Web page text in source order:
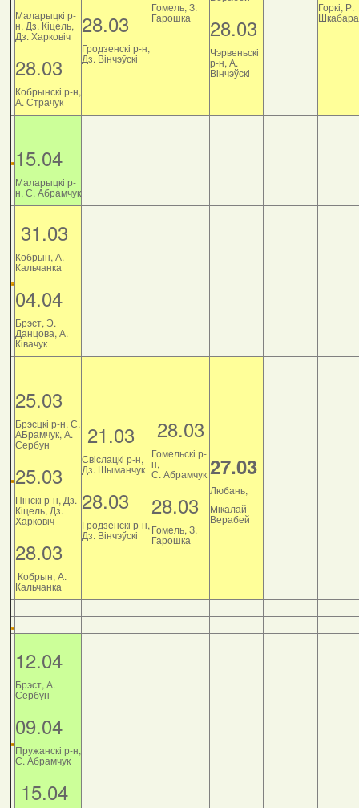
Маларыцкі р-
н, Дз. Кіцель,
Дз. Харковіч
28.03
Кобрынскі р-н,
А. Страчук
28.03
Гродзенскі р-н,
Дз. Вінчэўскі
Гомель, З.
Гарошка 28.03
Чэрвеньскі
р-н, А.
Вінчэўскі
Горкі, Р.
Шкабара
15.04
Маларыцкі р-
н, С. Абрамчук
31.03
Кобрын, А.
Кальчанка
04.04
Брэст, Э.
Данцова, А.
Ківачук
25.03
Брэсцкі р-н, С.
АБрамчук, А.
Сербун
25.03
Пінскі р-н, Дз.
Кіцель, Дз.
Харковіч
28.03
Кобрын, А.
Кальчанка
21.03
Свіслацкі р-н,
Дз. Шыманчук
28.03
Гродзенскі р-н,
Дз. Вінчэўскі
28.03
Гомельскі р-
н,
С. Абрамчук
28.03
Гомель, З.
Гарошка
27.03
Любань,
Мікалай
Верабей
12.04
Брэст, А.
Сербун
09.04
Пружанскі р-н,
С. Абрамчук
15.04